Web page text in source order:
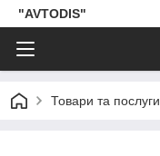
"AVTODIS"
Товари та послуги